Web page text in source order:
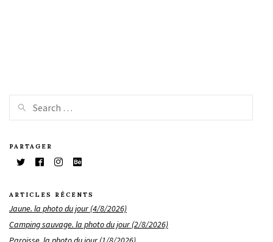
PARTAGER
ARTICLES RÉCENTS
Jaune. la photo du jour (4/8/2026)
Camping sauvage. la photo du jour (2/8/2026)